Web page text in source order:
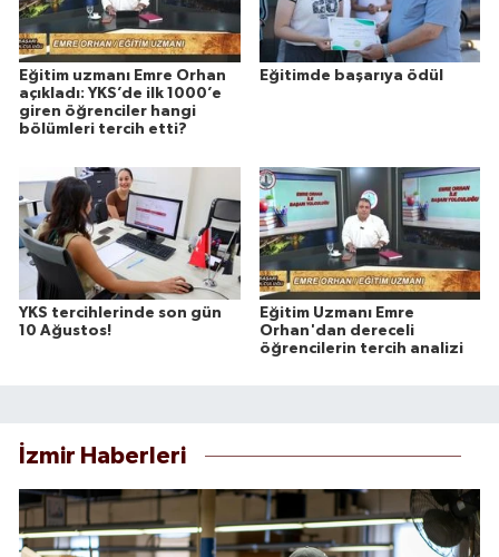
Eğitim uzmanı Emre Orhan
açıkladı: YKS’de ilk 1000’e
giren öğrenciler hangi
bölümleri tercih etti?
Eğitimde başarıya ödül
YKS tercihlerinde son gün
10 Ağustos!
Eğitim Uzmanı Emre
Orhan'dan dereceli
öğrencilerin tercih analizi
İzmir Haberleri